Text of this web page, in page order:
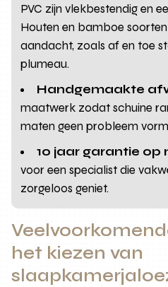
PVC zijn vlekbestendig en
Houten en bamboe
aandacht, zoals af en toe
plumeau.
Handgemaakte
maatwerk zodat schuine
maten geen probleem
10 jaar garantie op
voor een specialist die
zorgeloos geniet.
het kiezen van